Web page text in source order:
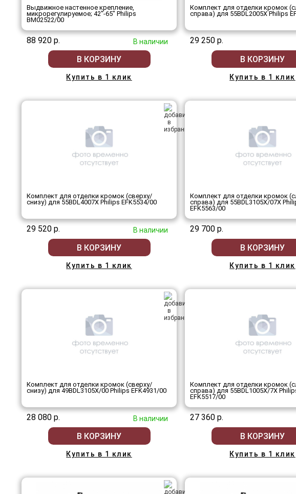
Выдвижное настенное крепление,
микрорегулируемое; 42"-65" Philips
BM02522/00
88 920 р. В наличии
В КОРЗИНУ
Купить в 1 клик
Комплект для отделки кромок
справа) для 55BDL2005X Philips
29 250 р.
В КОРЗИНУ
Купить в 1 клик
Комплект для отделки кромок (сверху/
снизу) для 55BDL4007X Philips EFK5534/00
29 520 р. В наличии
В КОРЗИНУ
Купить в 1 клик
Комплект для отделки кромок
справа) для 55BDL3105X/07X
EFK5563/00
29 700 р.
В КОРЗИНУ
Купить в 1 клик
Комплект для отделки кромок (сверху/
снизу) для 49BDL3105X/00 Philips EFK4931/00
28 080 р. В наличии
В КОРЗИНУ
Купить в 1 клик
Комплект для отделки кромок
справа) для 55BDL1005X/7X
EFK5517/00
27 360 р.
В КОРЗИНУ
Купить в 1 клик